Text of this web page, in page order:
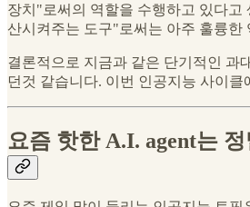
장치"로써의 역할을 수행하고 있다
산시켜주는 도구"로써는 아주 훌륭한
결론적으로 지금과 같은 단기적인 과
던것 같습니다. 이번 인공지능 사이
요즘 핫한 A.I. agent는